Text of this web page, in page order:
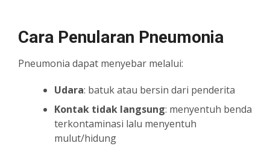
Cara Penularan Pneumonia
Pneumonia dapat menyebar melalui:
Udara: batuk atau bersin dari penderita
Kontak tidak langsung: menyentuh benda
terkontaminasi lalu menyentuh
mulut/hidung